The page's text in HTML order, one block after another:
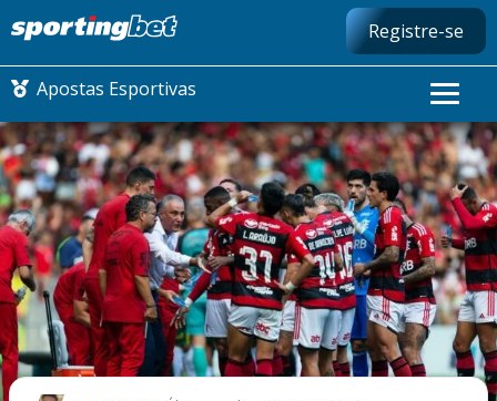
Registre-se
Apostas Esportivas
CONMEBOL LIBERTADORES
FUTEBOL NACIONAL
FUTEBOL INTERNACIONAL
COMO APOSTAR